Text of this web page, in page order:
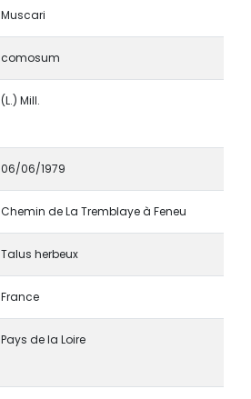
Muscari
comosum
(L.) Mill.
06/06/1979
Chemin de La Tremblaye à Feneu
Talus herbeux
France
Pays de la Loire